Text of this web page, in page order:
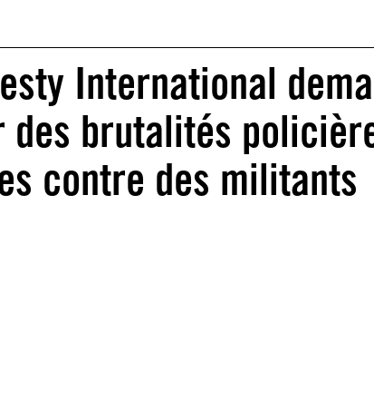
International
des brutalités
contre des militants